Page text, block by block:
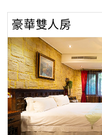
旅
卡
訂
房
請
款
收
據
豪華雙人房